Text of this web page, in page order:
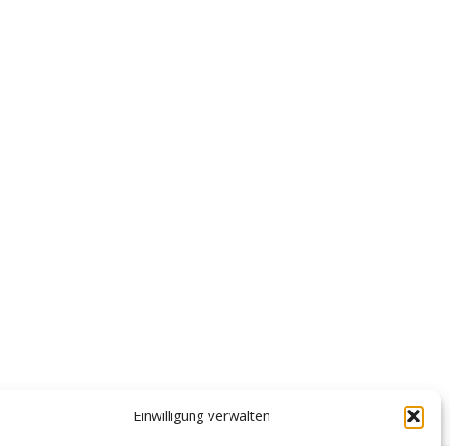
Einwilligung verwalten